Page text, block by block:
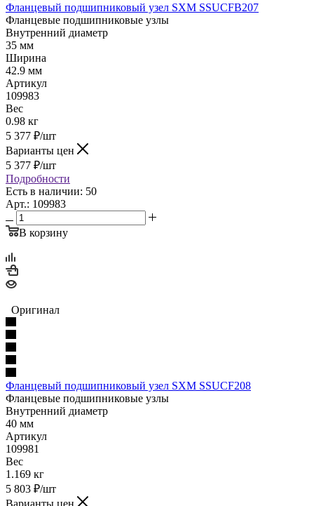
Фланцевый подшипниковый узел SXM SSUCFB207
Фланцевые подшипниковые узлы
Внутренний диаметр
35 мм
Ширина
42.9 мм
Артикул
109983
Вес
0.98 кг
5 377 ₽/шт
Варианты цен
5 377 ₽/шт
Подробности
Есть в наличии: 50
Арт.: 109983
В корзину
Оригинал
Фланцевый подшипниковый узел SXM SSUCF208
Фланцевые подшипниковые узлы
Внутренний диаметр
40 мм
Артикул
109981
Вес
1.169 кг
5 803 ₽/шт
Варианты цен